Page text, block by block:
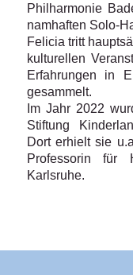
Philharmonie
namhaften Solo-
Felicia tritt
kulturellen
Erfahrungen in
gesammelt.
Im Jahr 2022
Stiftung
Dort erhielt sie
Professorin für
Karlsruhe.